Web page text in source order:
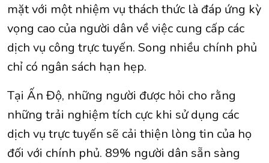
mặt với một nhiệm vụ thách thức là đáp ứng kỳ
vọng cao của người dân về việc cung cấp các
dịch vụ công trực tuyến. Song nhiều chính phủ
chỉ có ngân sách hạn hẹp.
Tại Ấn Độ, những người được hỏi cho rằng
những trải nghiệm tích cực khi sử dụng các
dịch vụ trực tuyến sẽ cải thiện lòng tin của họ
đối với chính phủ. 89% người dân sẵn sàng